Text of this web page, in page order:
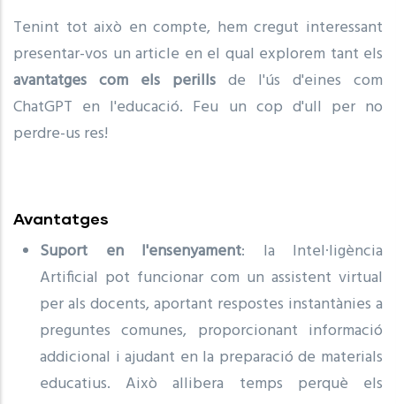
Tenint tot això en compte, hem cregut interessant
presentar-vos un article en el qual explorem tant els
avantatges com els perills de l'ús d'eines com
ChatGPT en l'educació. Feu un cop d'ull per no
perdre-us res!
Avantatges
Suport en l'ensenyament: la Intel·ligència
Artificial pot funcionar com un assistent virtual
per als docents, aportant respostes instantànies a
preguntes comunes, proporcionant informació
addicional i ajudant en la preparació de materials
educatius. Això allibera temps perquè els